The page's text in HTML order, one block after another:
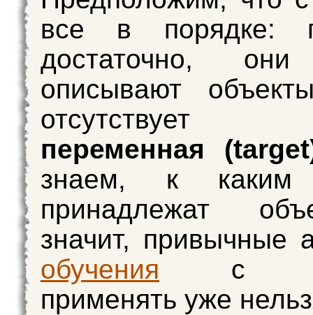
все в порядке:
достаточно,
описывают
переменная
знаем, к каким
принадлежат
значит, привычные
обучения с
применять уже